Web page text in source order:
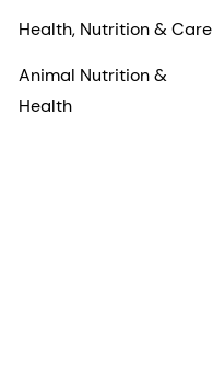
Health, Nutrition & Care
Animal Nutrition &
Health